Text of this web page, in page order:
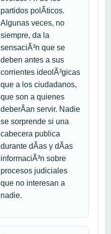
partidos polÃ­ticos.
Algunas veces, no
siempre, da la
sensaciÃ³n que se
deben antes a sus
corrientes ideolÃ³gicas
que a los ciudadanos,
que son a quienes
deberÃ­an servir. Nadie
se sorprende si una
cabecera publica
durante dÃ­as y dÃ­as
informaciÃ³n sobre
procesos judiciales
que no interesan a
nadie.